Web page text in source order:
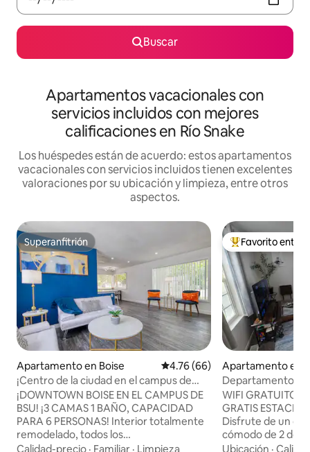
Buscar
Apartamentos vacacionales con
servicios incluidos con mejores
calificaciones en Río Snake
Los huéspedes están de acuerdo: estos apartamentos
vacacionales con servicios incluidos tienen excelentes
valoraciones por su ubicación y limpieza, entre otros
aspectos.
Superanfitrión
Superanfitrión
Apartamento en Boise Calificación promedio: 4.76 de
4.76 (66)
¡Centro de la ciudad en el campus de
BSU, 3 camas en Boise Ave! 1612
¡DOWNTOWN BOISE EN EL CAMPUS DE
BSU! ¡3 CAMAS 1 BAÑO, CAPACIDAD
PARA 6 PERSONAS! Interior totalmente
remodelado, todos los
electrodomésticos nuevos, sábanas,
Calidad-precio · Familiar · Limpieza
Favorito entre
Favorito entre
Apartamento en
e
Departamento
cerca de la base
Wifi rápido +
WIFI GRATUITO
GRATIS
Disfrute de un
cómodo de 2
céntrica y
Ubicación ·